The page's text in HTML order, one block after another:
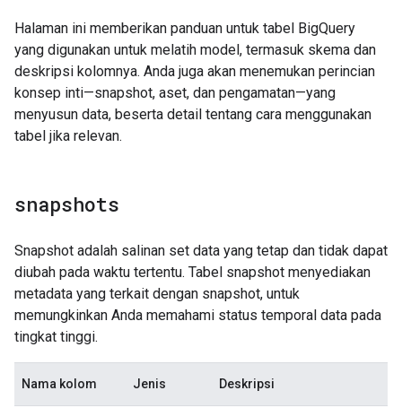
Halaman ini memberikan panduan untuk tabel BigQuery
yang digunakan untuk melatih model, termasuk skema dan
deskripsi kolomnya. Anda juga akan menemukan perincian
konsep inti—snapshot, aset, dan pengamatan—yang
menyusun data, beserta detail tentang cara menggunakan
tabel jika relevan.
snapshots
Snapshot adalah salinan set data yang tetap dan tidak dapat
diubah pada waktu tertentu. Tabel snapshot menyediakan
metadata yang terkait dengan snapshot, untuk
memungkinkan Anda memahami status temporal data pada
tingkat tinggi.
Nama kolom Jenis Deskripsi